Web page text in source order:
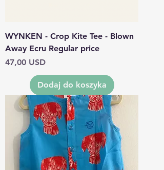
WYNKEN - Crop Kite Tee - Blown
Away Ecru Regular price
Cena
47,00 USD
Dodaj do koszyka